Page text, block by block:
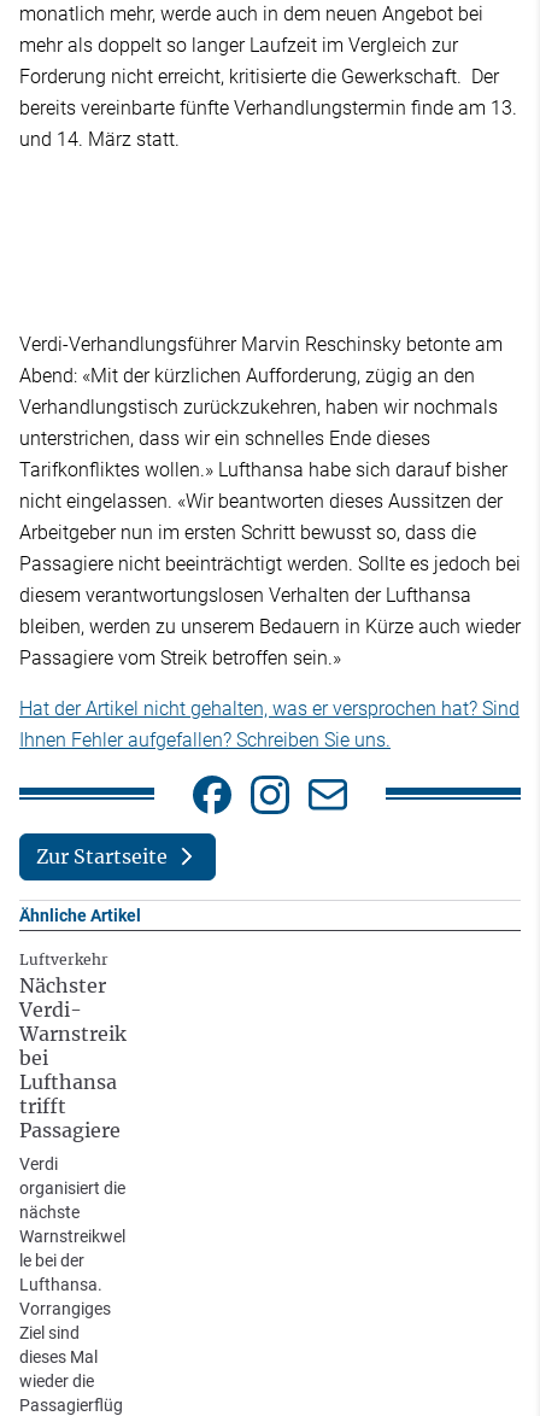
monatlich mehr, werde auch in dem neuen Angebot bei
mehr als doppelt so langer Laufzeit im Vergleich zur
Forderung nicht erreicht, kritisierte die Gewerkschaft. Der
bereits vereinbarte fünfte Verhandlungstermin finde am 13.
und 14. März statt.
Verdi-Verhandlungsführer Marvin Reschinsky betonte am
Abend: «Mit der kürzlichen Aufforderung, zügig an den
Verhandlungstisch zurückzukehren, haben wir nochmals
unterstrichen, dass wir ein schnelles Ende dieses
Tarifkonfliktes wollen.» Lufthansa habe sich darauf bisher
nicht eingelassen. «Wir beantworten dieses Aussitzen der
Arbeitgeber nun im ersten Schritt bewusst so, dass die
Passagiere nicht beeinträchtigt werden. Sollte es jedoch bei
diesem verantwortungslosen Verhalten der Lufthansa
bleiben, werden zu unserem Bedauern in Kürze auch wieder
Passagiere vom Streik betroffen sein.»
Hat der Artikel nicht gehalten, was er versprochen hat? Sind
Ihnen Fehler aufgefallen? Schreiben Sie uns.
Zur Startseite
Ähnliche Artikel
Luftverkehr
Nächster
Verdi-
Warnstreik
bei
Lufthansa
trifft
Passagiere
Verdi
organisiert die
nächste
Warnstreikwel
le bei der
Lufthansa.
Vorrangiges
Ziel sind
dieses Mal
wieder die
Passagierflüg